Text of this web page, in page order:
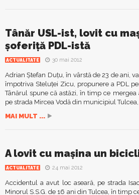
Tânăr USL-ist, lovit cu
şoferiţă PDL-istă
ACTUALITATE 30 mai 2012
Adrian Ştefan Duţu, în vârstă de 23 de ani,
împotriva Steluţei Zicu, propunere a PDL
Tânărul spune că astăzi, în timp ce
pe strada Mircea Vodă din municipiul
MAI MULT ...
A lovit cu maşina un
ACTUALITATE 24 mai 2012
Accidentul a avut loc aseară, pe strada
Minorul S.S.G. de 16 ani din Tulcea, în timp